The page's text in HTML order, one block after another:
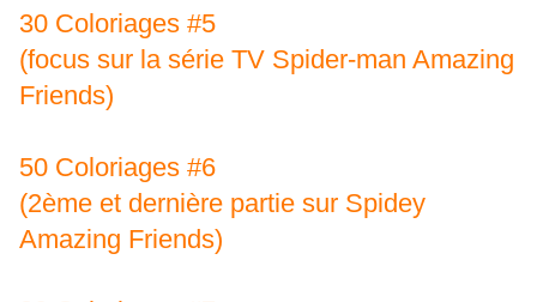
30 Coloriages #5
(focus sur la série TV Spider-man Amazing
Friends)
50 Coloriages #6
(2ème et dernière partie sur Spidey
Amazing Friends)